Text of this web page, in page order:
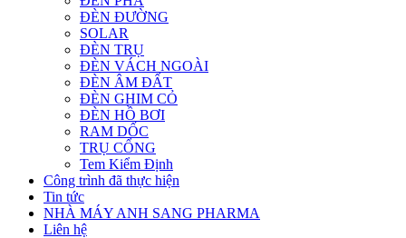
ĐÈN ĐƯỜNG
SOLAR
ĐÈN TRỤ
ĐÈN VÁCH NGOÀI
ĐÈN ÂM ĐẤT
ĐÈN GHIM CỎ
ĐÈN HỒ BƠI
RAM DỐC
TRỤ CỔNG
Tem Kiểm Định
Công trình đã thực hiện
Tin tức
NHÀ MÁY ANH SANG PHARMA
Liên hệ